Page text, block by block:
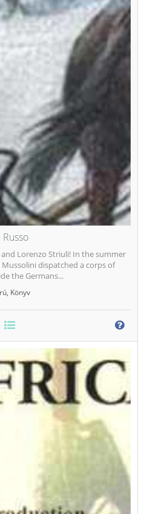
Lorenzo Striuli! In the summer
dispatched a corps of
the Germans...
Könyv